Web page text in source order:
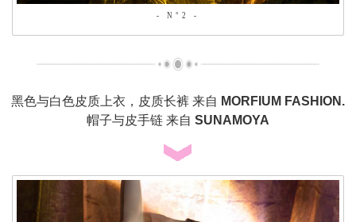
- N°2 -
黑色与白色皮质上衣，皮质长裤 来自 MORFIUM FASHION.
帽子与皮手链 来自 SUNAMOYA